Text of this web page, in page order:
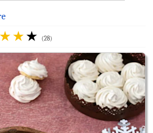
(28)